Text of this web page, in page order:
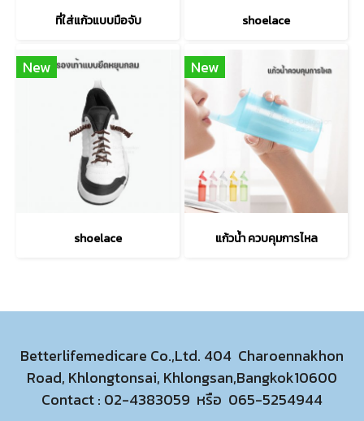
ที่ใส่แก้วแบบมือจับ shoelace
New
shoelace
New
แก้วน้ำ ควบคุมการไหล
Betterlifemedicare Co.,Ltd. 404 Charoennakhon
Road, Khlongtonsai, Khlongsan,Bangkok10600
Contact : 02-4383059 หรือ 065-5254944